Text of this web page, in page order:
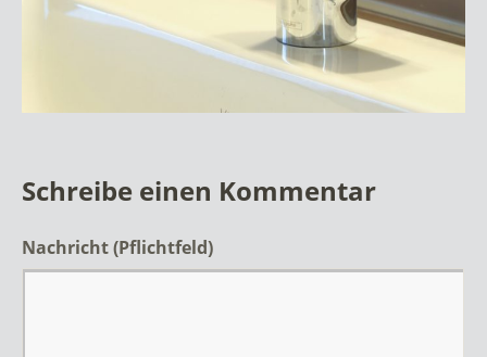
Schreibe einen Kommentar
Nachricht(Pflichtfeld)